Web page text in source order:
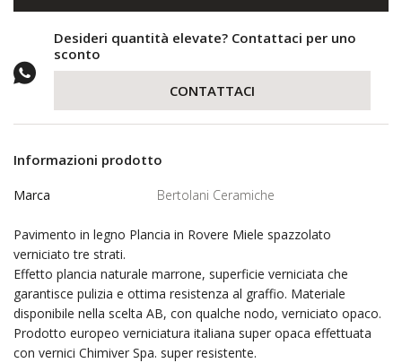
Desideri quantità elevate? Contattaci per uno
sconto
CONTATTACI
Informazioni prodotto
Marca Bertolani Ceramiche
Pavimento in legno Plancia in Rovere Miele spazzolato
verniciato tre strati.
Effetto plancia naturale marrone, superficie verniciata che
garantisce pulizia e ottima resistenza al graffio. Materiale
disponibile nella scelta AB, con qualche nodo, verniciato opaco.
Prodotto europeo verniciatura italiana super opaca effettuata
con vernici Chimiver Spa. super resistente.